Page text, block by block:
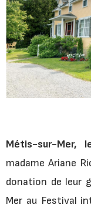
Métis-sur-Mer,
madame Ariane
donation de leur
Mer au Festival